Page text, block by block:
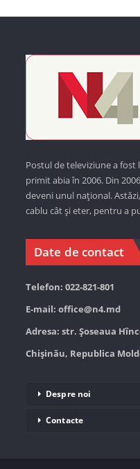
Postul de televiziune a fost
primit abia în 2006. Din
deveni unul național. Astăzi,
cablu cât și eter, pentru a
Date de contact
Telefon: 022-821-801
E-mail: office@n4.md
Adresa: str. Șoseaua
Chișinău, Republica
Despre noi
Contacte